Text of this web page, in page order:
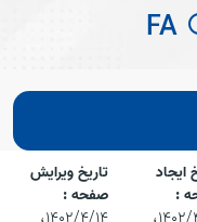
FA
ایجاد
:
تاریخ ویرایش
صفحه :